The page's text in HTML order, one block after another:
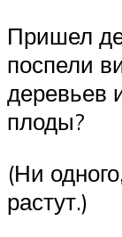
Пришел
поспели
деревьев
плоды?
(Ни
растут.)